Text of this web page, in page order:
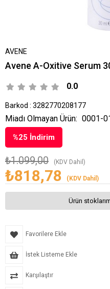
AVENE
Avene A-Oxitive Serum
0.0
Barkod : 3282770208177
%25 İndirim
₺1.099,00 (KDV Dahil)
₺818,78 (KDV Dahil)
Miadı Olmayan Ürün: 0001-
Ürün
Favorilere Ekle
İstek Listeme Ekle
Karşılaştır